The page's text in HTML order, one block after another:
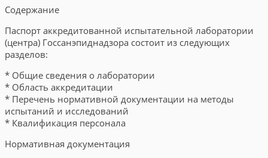
Содержание
Паспорт аккредитованной испытательной лаборатории
(центра) Госсанэпиднадзора состоит из следующих
разделов:
* Общие сведения о лаборатории
* Область аккредитации
* Перечень нормативной документации на методы
испытаний и исследований
* Квалификация персонала
Нормативная документация